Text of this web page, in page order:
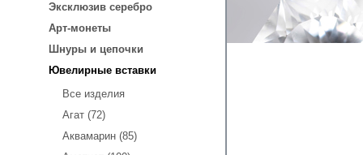
Эксклюзив серебро
Арт-монеты
Шнуры и цепочки
Ювелирные вставки
Все изделия
Агат (72)
Аквамарин (85)